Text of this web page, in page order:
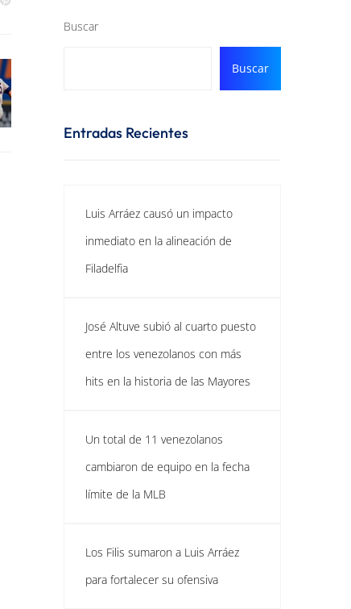
Buscar
Buscar
Entradas Recientes
Luis Arráez causó un impacto
inmediato en la alineación de
Filadelfia
José Altuve subió al cuarto puesto
entre los venezolanos con más
hits en la historia de las Mayores
Un total de 11 venezolanos
cambiaron de equipo en la fecha
límite de la MLB
Los Filis sumaron a Luis Arráez
para fortalecer su ofensiva